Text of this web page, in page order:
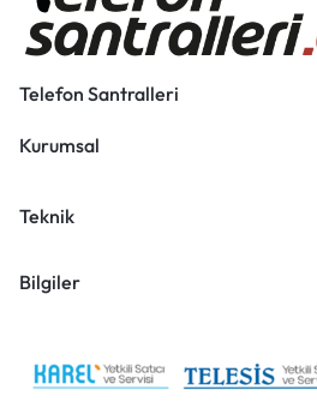
Telefon Santralleri
Kurumsal
Teknik
Bilgiler